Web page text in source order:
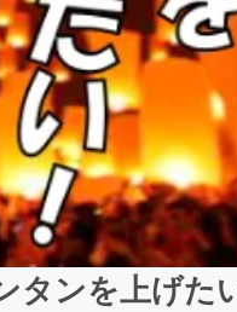
タンを上げた